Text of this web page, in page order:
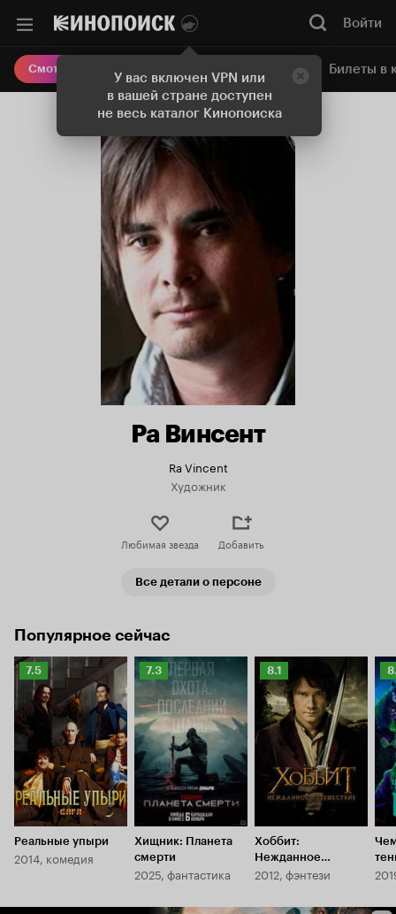
У вас включен VPN или
в вашей стране доступен
не весь каталог Кинопоиска
Войти
Смотреть кино Онлайн-кинотеатр Билеты в
Ра Винсент
Ra Vincent
Художник
Любимая звезда Добавить
Все детали о персоне
Популярное сейчас
Рейтинг
Кинопоиска
7.5
7.5
Реальные упыри
2014, комедия
Рейтинг
Кинопоиска
7.3
7.3
Хищник: Планета
смерти
2025, фантастика
Рейтинг
Кинопоиска
8.1
8.1
Хоббит:
Нежданное
путешествие
2012, фэнтези